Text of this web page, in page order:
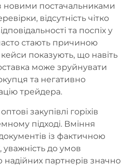
новими постачальниками
відсутність чітко
та поспіх у
стають причиною
кейси показують, що навіть
може зруйнувати
та негативно
трейдера.
закупівлі горіхів
підході. Вміння
із фактичною
до умов
надійних партнерів значно